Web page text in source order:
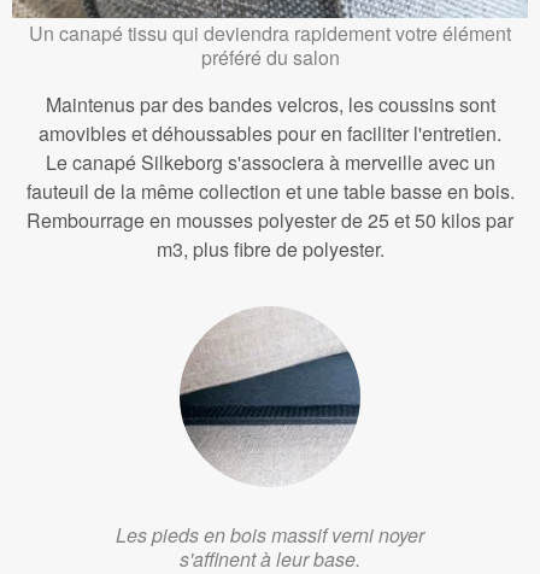
Un canapé tissu qui deviendra rapidement votre élément
préféré du salon
Maintenus par des bandes velcros, les coussins sont
amovibles et déhoussables pour en faciliter l'entretien.
Le canapé Silkeborg s'associera à merveille avec un
fauteuil de la même collection et une table basse en bois.
Rembourrage en mousses polyester de 25 et 50 kilos par
m3, plus fibre de polyester.
Les pieds en bois massif verni noyer
s'affinent à leur base.